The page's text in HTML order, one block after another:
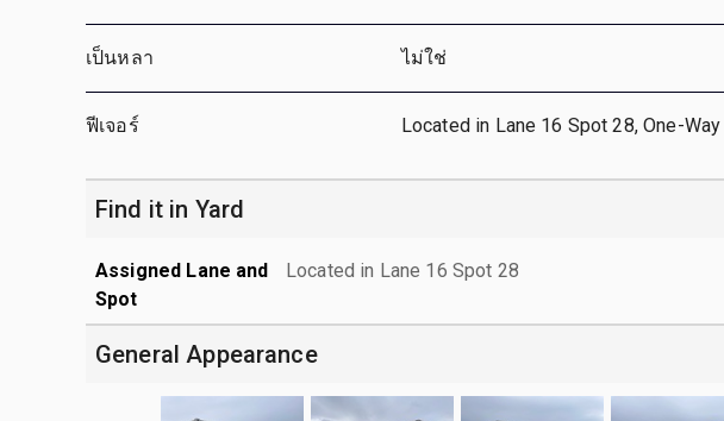
เป็นหลา ไม่ใช่
ฟีเจอร์ Located in Lane 16 Spot 28, One-Way
Find it in Yard
Assigned Lane and
Spot
Located in Lane 16 Spot 28
General Appearance